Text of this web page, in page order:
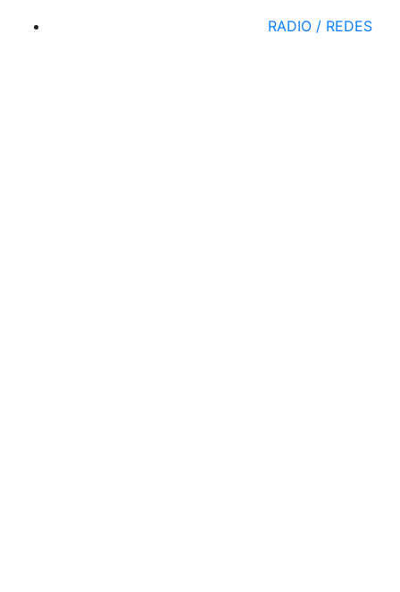
RADIO / REDES